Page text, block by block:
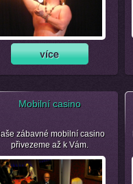
Mobilní casino
zábavné mobilní casino
přivezeme až k Vám.